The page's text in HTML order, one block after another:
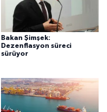
Bakan Şimşek:
Dezenflasyon süreci
sürüyor